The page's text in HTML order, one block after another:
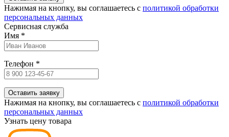
Нажимая на кнопку, вы соглашаетесь c политикой обработки
персональных данных
Сервисная служба
Имя *
Телефон *
Нажимая на кнопку, вы соглашаетесь c политикой обработки
персональных данных
Узнать цену товара